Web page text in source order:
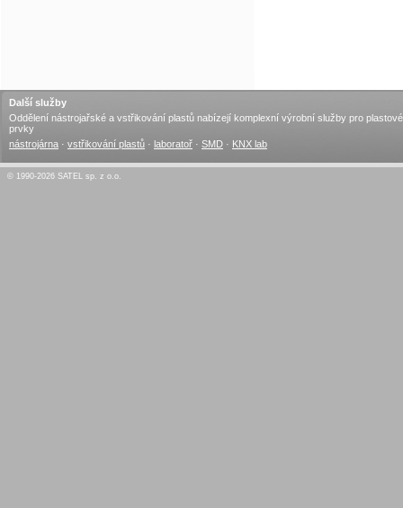
Další služby
Oddělení nástrojařské a vstřikování plastů nabízejí komplexní výrobní služby pro plastové
prvky
nástrojárna · vstřikování plastů · laboratoř · SMD · KNX lab
© 1990-2026 SATEL sp. z o.o.